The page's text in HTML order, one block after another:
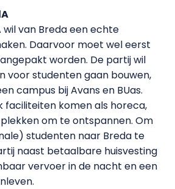
wil van Breda een echte
Daarvoor moet wel eerst
worden. De partij wil
voor studenten gaan bouwen,
campus bij Avans en BUas.
faciliteiten komen als horeca,
om te ontspannen. Om
studenten naar Breda te
naast betaalbare huisvesting
vervoer in de nacht en een